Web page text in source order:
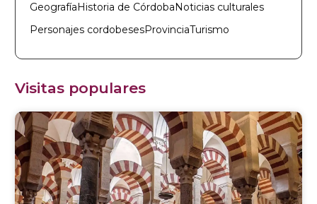
Geografía Historia de Córdoba Noticias culturales
Personajes cordobesesProvinciaTurismo
Visitas populares